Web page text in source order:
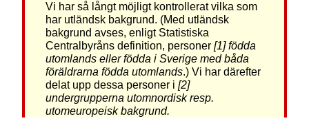
Vi har så långt möjligt kontrollerat vilka som
har utländsk bakgrund. (Med utländsk
bakgrund avses, enligt Statistiska
Centralbyråns definition, personer [1] födda
utomlands eller födda i Sverige med båda
föräldrarna födda utomlands.) Vi har därefter
delat upp dessa personer i [2]
undergrupperna utomnordisk resp.
utomeuropeisk bakgrund.